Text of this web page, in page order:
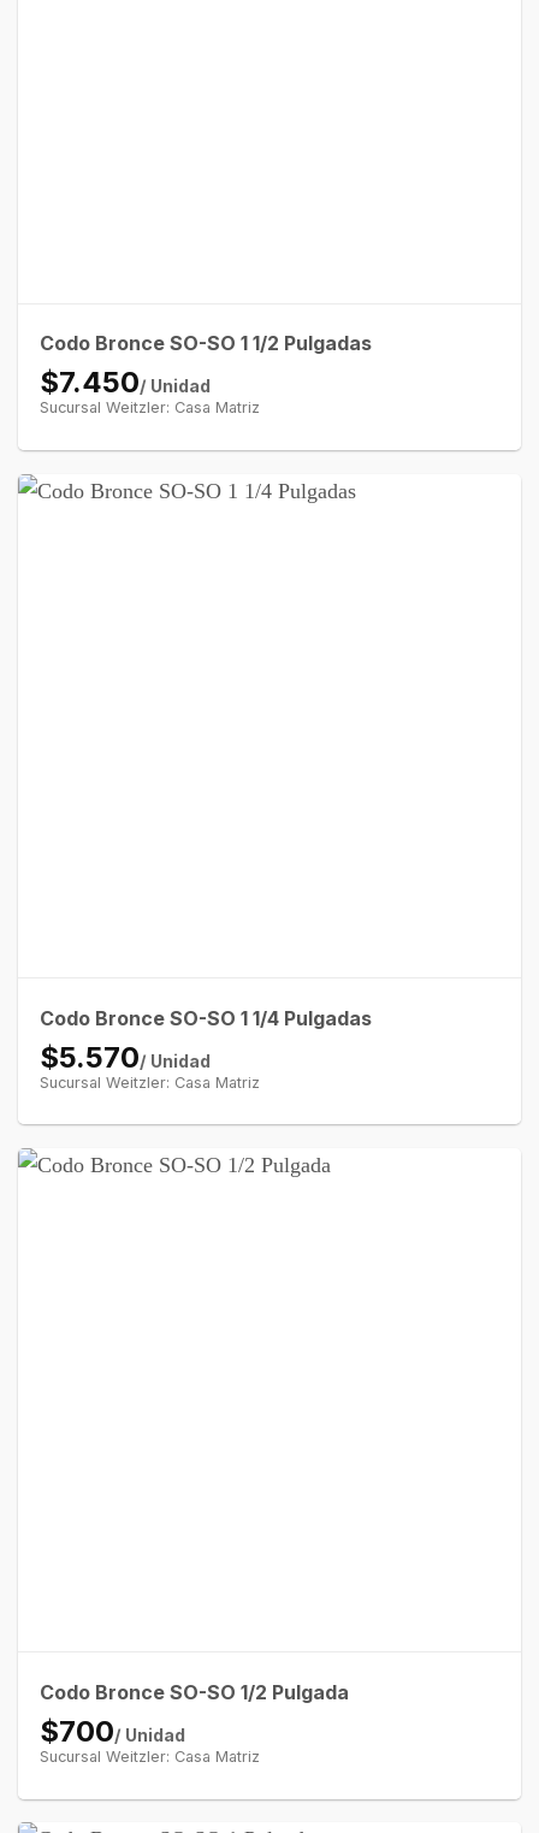
Codo Bronce SO-SO 1 1/2 Pulgadas
$7.450/ Unidad
Sucursal Weitzler: Casa Matriz
Codo Bronce SO-SO 1 1/4 Pulgadas
$5.570/ Unidad
Sucursal Weitzler: Casa Matriz
Codo Bronce SO-SO 1/2 Pulgada
$700/ Unidad
Sucursal Weitzler: Casa Matriz